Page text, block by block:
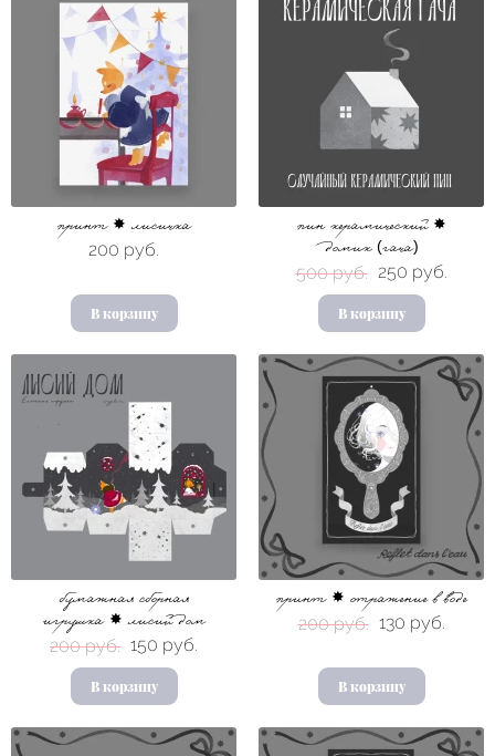
принт ✸ лисичка
200 руб.
В корзину
пин керамический ✸
домик (гача)
500 руб. 250 руб.
В корзину
бумажная сборная
игрушка ✸ лисий дом
200 руб. 150 руб.
В корзину
принт ✸ отражение в воде
200 руб. 130 руб.
В корзину